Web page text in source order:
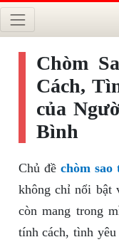
Chòm
Cách,
của
Bình
Chủ đề chòm
không chỉ nổi bật
còn mang trong
tính cách, tình